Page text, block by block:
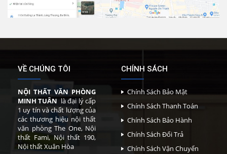
VỀ CHÚNG TÔI
NỘI THẤT VĂN PHÒNG
MINH TUÂN là đại lý cấp
1 uy tín và chất lượng của
các thương hiệu nội thất
văn phòng The One, Nội
thất Fami, Nội thất 190,
Nội thất Xuân Hòa
CHÍNH SÁCH
Chính Sách Bảo Mật
Chính Sách Thanh Toán
Chính Sách Bảo Hành
Chính Sách Đổi Trả
Chính Sách Vận Chuyển